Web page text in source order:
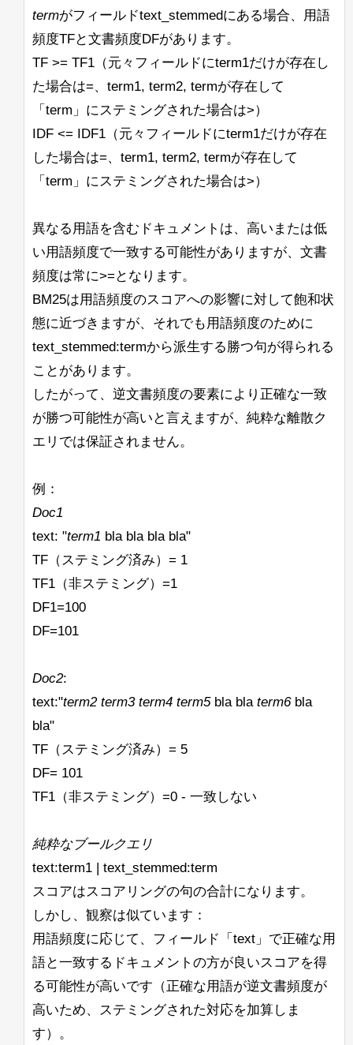
termがフィールドtext_stemmedにある場合、用語
頻度TFと文書頻度DFがあります。
TF >= TF1（元々フィールドにterm1だけが存在し
た場合は=、term1, term2, termが存在して
「term」にステミングされた場合は>）
IDF <= IDF1（元々フィールドにterm1だけが存在
した場合は=、term1, term2, termが存在して
「term」にステミングされた場合は>）
異なる用語を含むドキュメントは、高いまたは低
い用語頻度で一致する可能性がありますが、文書
頻度は常に>=となります。
BM25は用語頻度のスコアへの影響に対して飽和状
態に近づきますが、それでも用語頻度のために
text_stemmed:termから派生する勝つ句が得られる
ことがあります。
したがって、逆文書頻度の要素により正確な一致
が勝つ可能性が高いと言えますが、純粋な離散ク
エリでは保証されません。
例：
Doc1
text: "term1 bla bla bla bla"
TF（ステミング済み）= 1
TF1（非ステミング）=1
DF1=100
DF=101
Doc2:
text:"term2 term3 term4 term5bla bla term6bla
bla"
TF（ステミング済み）= 5
DF= 101
TF1（非ステミング）=0 - 一致しない
純粋なブールクエリ
text:term1 | text_stemmed:term
スコアはスコアリングの句の合計になります。
しかし、観察は似ています：
用語頻度に応じて、フィールド「text」で正確な用
語と一致するドキュメントの方が良いスコアを得
る可能性が高いです（正確な用語が逆文書頻度が
高いため、ステミングされた対応を加算しま
す）。